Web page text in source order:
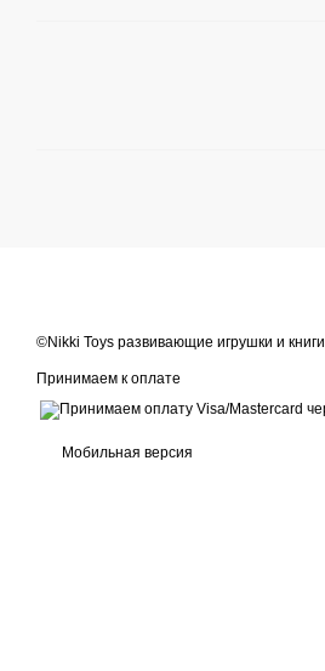
©Nikki Toys развивающие игрушки и книги
Принимаем к оплате
Мобильная версия